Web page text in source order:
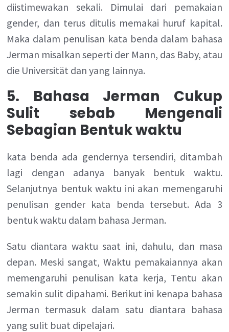
diistimewakan sekali. Dimulai dari pemakaian
gender, dan terus ditulis memakai huruf kapital.
Maka dalam penulisan kata benda dalam bahasa
Jerman misalkan seperti der Mann, das Baby, atau
die Universität dan yang lainnya.
5. Bahasa Jerman Cukup
Sulit sebab Mengenali
Sebagian Bentuk waktu
kata benda ada gendernya tersendiri, ditambah
lagi dengan adanya banyak bentuk waktu.
Selanjutnya bentuk waktu ini akan memengaruhi
penulisan gender kata benda tersebut. Ada 3
bentuk waktu dalam bahasa Jerman.
Satu diantara waktu saat ini, dahulu, dan masa
depan. Meski sangat, Waktu pemakaiannya akan
memengaruhi penulisan kata kerja, Tentu akan
semakin sulit dipahami. Berikut ini kenapa bahasa
Jerman termasuk dalam satu diantara bahasa
yang sulit buat dipelajari.